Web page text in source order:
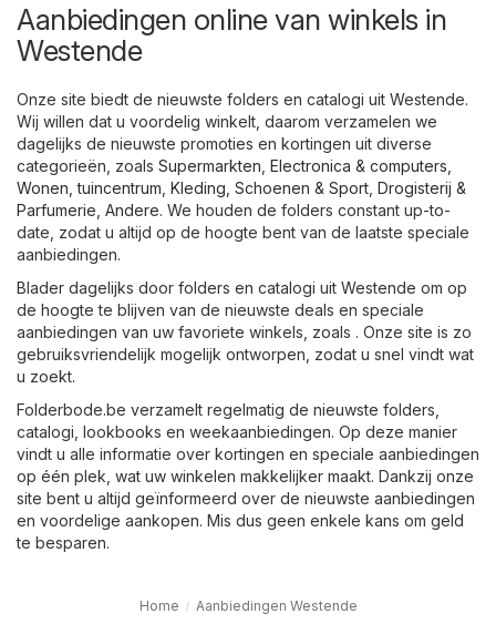
Aanbiedingen online van winkels in
Westende
Onze site biedt de nieuwste folders en catalogi uit Westende.
Wij willen dat u voordelig winkelt, daarom verzamelen we
dagelijks de nieuwste promoties en kortingen uit diverse
categorieën, zoals Supermarkten Electronica & computers
Wonen, tuincentrum Kleding, Schoenen & Sport Drogisterij &
Parfumerie Andere. We houden de folders constant up-to-
date, zodat u altijd op de hoogte bent van de laatste speciale
aanbiedingen.
Blader dagelijks door folders en catalogi uit Westende om op
de hoogte te blijven van de nieuwste deals en speciale
aanbiedingen van uw favoriete winkels, zoals . Onze site is zo
gebruiksvriendelijk mogelijk ontworpen, zodat u snel vindt wat
u zoekt.
Folderbode.be verzamelt regelmatig de nieuwste folders,
catalogi, lookbooks en weekaanbiedingen. Op deze manier
vindt u alle informatie over kortingen en speciale aanbiedingen
op één plek, wat uw winkelen makkelijker maakt. Dankzij onze
site bent u altijd geïnformeerd over de nieuwste aanbiedingen
en voordelige aankopen. Mis dus geen enkele kans om geld
te besparen.
Home Aanbiedingen Westende